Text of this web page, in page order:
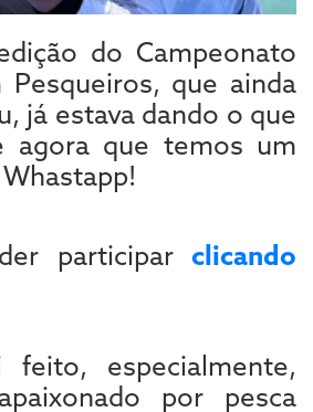
do Campeonato
Pesqueiros, que ainda
já estava dando o que
agora que temos um
participar clicando
especialmente,
por pesca